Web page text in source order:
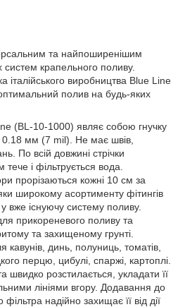
та найпоширенішим
крапельного поливу.
італійського виробництва Blue Line
полив на будь-яких
(BL-10-1000) являє собою гнучку
0.18 мм (7 mil). Не має швів,
По всій довжині стрічки
і фільтрується вода.
прорізаються кожні 10 см за
широкому асортименту фітингів
вже існуючу систему поливу.
прикореневого поливу та
та захищеному грунті.
кавунів, динь, полуниць, томатів,
перцю, цибулі, спаржі, картоплі.
швидко розстилається, укладати її
лініями вгору. Додавання до
надійно захищає її від дії